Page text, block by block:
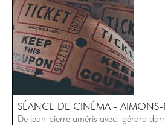
SÉANCE DE CINÉMA -
De jean-pierre améris avec: gérard